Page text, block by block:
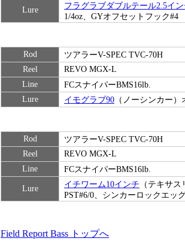
Lure
フラグラブダブルテール2.5イ
1/4oz、GYオフセットフック#4
Rod
ツアラーV-SPEC TVC-70H
Reel
REVO MGX-L
Line
FCスナイパーBMS16lb.
Lure
イモグラブ90 （ノーシンカー
Rod
ツアラーV-SPEC TVC-70H
Reel
REVO MGX-L
Line
FCスナイパーBMS16lb.
Lure イチワーム10インチ （テキサ
PST#6/0、シンカーロックエッ
Field Report Bass トップへ